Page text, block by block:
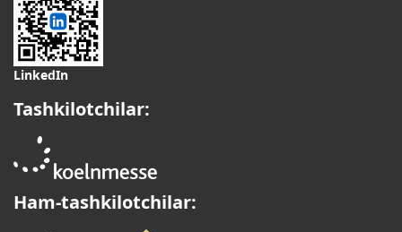
LinkedIn
Tashkilotchilar:
Ham-tashkilotchilar: